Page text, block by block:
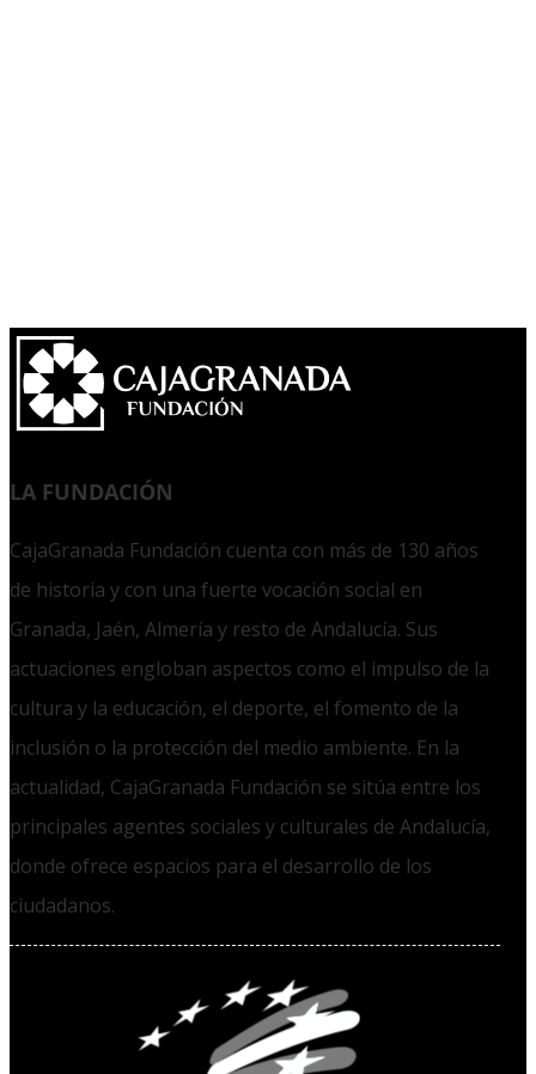
LA FUNDACIÓN
CajaGranada Fundación cuenta con más de 130 años
de historia y con una fuerte vocación social en
Granada, Jaén, Almería y resto de Andalucía. Sus
actuaciones engloban aspectos como el impulso de la
cultura y la educación, el deporte, el fomento de la
inclusión o la protección del medio ambiente. En la
actualidad, CajaGranada Fundación se sitúa entre los
principales agentes sociales y culturales de Andalucía,
donde ofrece espacios para el desarrollo de los
ciudadanos.